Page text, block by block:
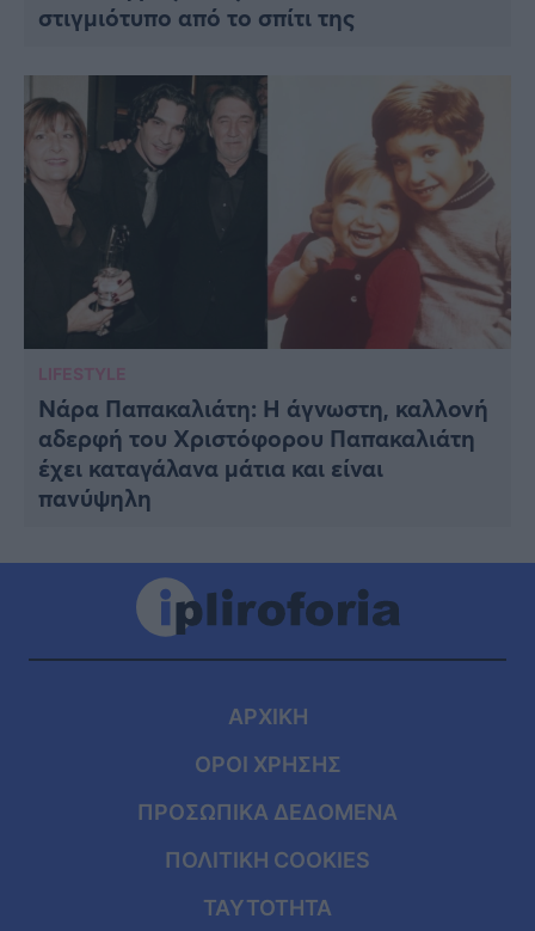
στιγμιότυπο από το σπίτι της
LIFESTYLE
Nάρα Παπακαλιάτη: Η άγνωστη, καλλονή
αδερφή του Χριστόφορου Παπακαλιάτη
έχει καταγάλανα μάτια και είναι
πανύψηλη
ΑΡΧΙΚΗ
ΟΡΟΙ ΧΡΗΣΗΣ
ΠΡΟΣΩΠΙΚΑ ΔΕΔΟΜΕΝΑ
ΠΟΛΙΤΙΚΗ COOKIES
ΤΑΥΤΟΤΗΤΑ